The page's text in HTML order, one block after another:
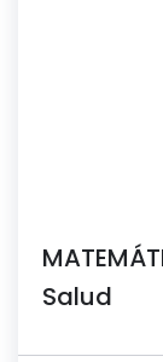
Salud